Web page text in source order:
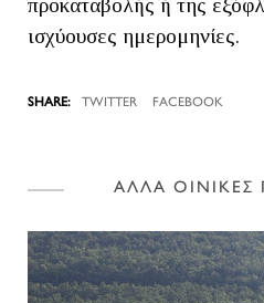
προκαταβολής ή της
ισχύουσες ημερομηνίες.
TWITTER FACEBOOK
ΑΛΛΑ ΟΙΝΙΚΕΣ